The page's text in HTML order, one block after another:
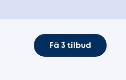
Få 3 tilbud